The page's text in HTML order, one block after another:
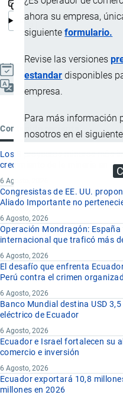
ahora su empresa,
siguienteformulario.
Revise las versiones
estandar disponibles
empresa.
Para más información
nosotros en el
Actualizado el 8 Septiembre,
Contenido reciente
Los 8 proyectos mineros más
crecimiento de la minería en
6 Agosto, 2026
Congresistas de EE. UU.
Aliado Importante no
6 Agosto, 2026
Operación Mondragón:
internacional que traficó más
6 Agosto, 2026
El desafío que enfrenta
Perú contra el crimen
6 Agosto, 2026
Banco Mundial destina USD
eléctrico de Ecuador
6 Agosto, 2026
Ecuador e Israel fortalecen su
comercio e inversión
6 Agosto, 2026
Ecuador exportará 10,8
millones en 2026